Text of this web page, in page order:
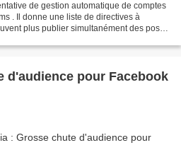
de gestion automatique de comptes
. Il donne une liste de directives à
plus publier simultanément des posts
d'audience pour Facebook